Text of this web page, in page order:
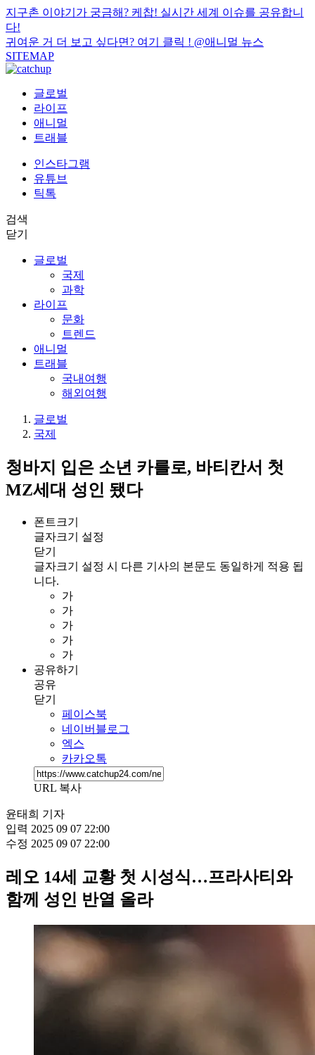
지구촌 이야기가 궁금해? 케찹! 실시간 세계 이슈를 공유합니
다!
귀여운 거 더 보고 싶다면? 여기 클릭 ! @애니멀 뉴스
SITEMAP
글로벌
라이프
애니멀
트래블
인스타그램
유튜브
틱톡
검색
닫기
글로벌
국제
과학
라이프
문화
트렌드
애니멀
트래블
국내여행
해외여행
글로벌
국제
청바지 입은 소년 카를로, 바티칸서 첫
MZ세대 성인 됐다
폰트크기
글자크기 설정
닫기
글자크기 설정 시 다른 기사의 본문도 동일하게 적용 됩
니다.
가
가
가
가
가
공유하기
공유
닫기
페이스북
네이버블로그
엑스
카카오톡
URL 복사
윤태희 기자
입력 2025 09 07 22:00
수정 2025 09 07 22:00
레오 14세 교황 첫 시성식…프라사티와
함께 성인 반열 올라